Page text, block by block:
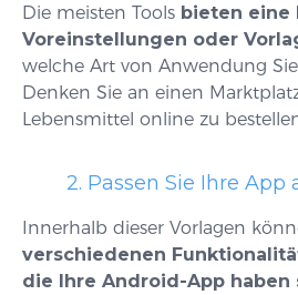
Die meisten Tools bieten eine
Voreinstellungen oder
welche Art von Anwendung
Denken Sie an einen
Lebensmittel online zu
2. Passen Sie Ihre App
Innerhalb dieser Vorlagen
verschiedenen
die Ihre Android-App haben